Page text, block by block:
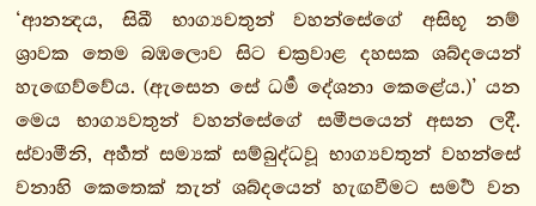
1.
බ්‍රාහ්මණවග්ගො
2.
මහාවග්ගො
3.
ආනන්දවග්ගො
‘ආනන්‍දය, සිඛී භාග්‍යවතුන් වහන්සේගේ අසිභූ නම්
ශ්‍රාවක තෙම බඹලොව සිට චක්‍රවාළ දහසක ශබ්දයෙන්
හැඟෙව්වේය. (ඇසෙන සේ ධර්‍ම දේශනා කෙළේය.)’ යන
මෙය භාග්‍යවතුන් වහන්සේගේ සමීපයෙන් අසන ලදී.
ස්වාමීනි, අර්‍හත් සම්‍යක් සම්බුද්ධවූ භාග්‍යවතුන් වහන්සේ
වනාහි කෙතෙක් තැන් ශබ්දයෙන් හැඟවීමට සමර්‍ථ වන